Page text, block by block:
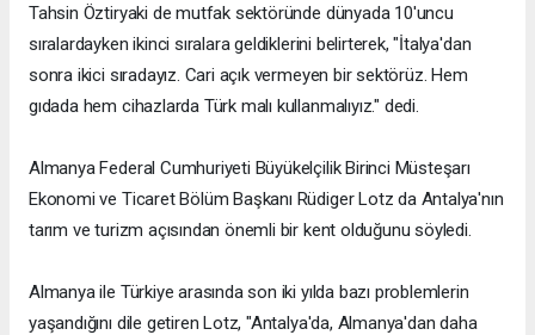
Tahsin Öztiryaki de mutfak sektöründe dünyada 10'uncu
sıralardayken ikinci sıralara geldiklerini belirterek, "İtalya'dan
sonra ikici sıradayız. Cari açık vermeyen bir sektörüz. Hem
gıdada hem cihazlarda Türk malı kullanmalıyız." dedi.
Almanya Federal Cumhuriyeti Büyükelçilik Birinci Müsteşarı
Ekonomi ve Ticaret Bölüm Başkanı Rüdiger Lotz da Antalya'nın
tarım ve turizm açısından önemli bir kent olduğunu söyledi.
Almanya ile Türkiye arasında son iki yılda bazı problemlerin
yaşandığını dile getiren Lotz, "Antalya'da, Almanya'dan daha